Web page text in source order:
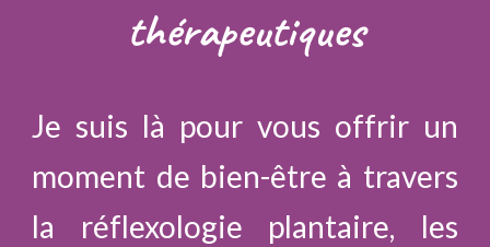
thérapeutiques
Je suis là pour vous offrir un
moment de bien-être à travers
la réflexologie plantaire, les